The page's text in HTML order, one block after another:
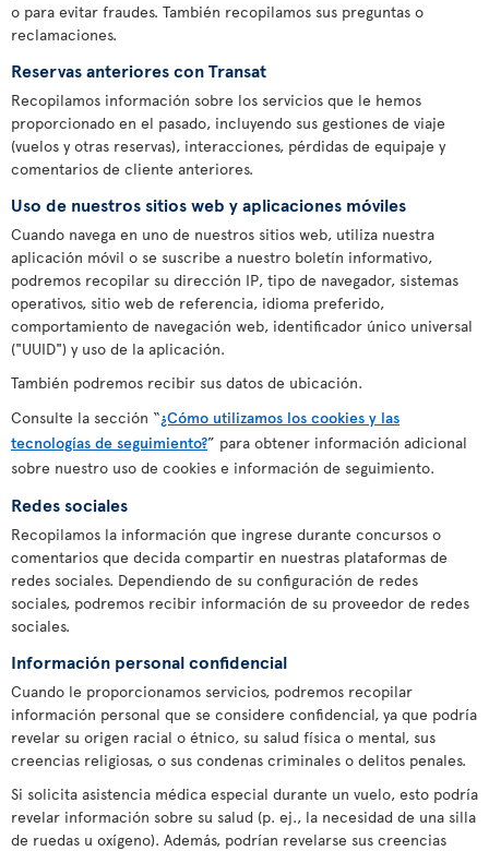
o para evitar fraudes. También recopilamos sus preguntas o
reclamaciones.
Reservas anteriores con Transat
Recopilamos información sobre los servicios que le hemos
proporcionado en el pasado, incluyendo sus gestiones de viaje
(vuelos y otras reservas), interacciones, pérdidas de equipaje y
comentarios de cliente anteriores.
Uso de nuestros sitios web y aplicaciones móviles
Cuando navega en uno de nuestros sitios web, utiliza nuestra
aplicación móvil o se suscribe a nuestro boletín informativo,
podremos recopilar su dirección IP, tipo de navegador, sistemas
operativos, sitio web de referencia, idioma preferido,
comportamiento de navegación web, identificador único universal
("UUID") y uso de la aplicación.
También podremos recibir sus datos de ubicación.
Consulte la sección “¿Cómo utilizamos los cookies y las
tecnologías de seguimiento?” para obtener información adicional
sobre nuestro uso de cookies e información de seguimiento.
Redes sociales
Recopilamos la información que ingrese durante concursos o
comentarios que decida compartir en nuestras plataformas de
redes sociales. Dependiendo de su configuración de redes
sociales, podremos recibir información de su proveedor de redes
sociales.
Información personal confidencial
Cuando le proporcionamos servicios, podremos recopilar
información personal que se considere confidencial, ya que podría
revelar su origen racial o étnico, su salud física o mental, sus
creencias religiosas, o sus condenas criminales o delitos penales.
Si solicita asistencia médica especial durante un vuelo, esto podría
revelar información sobre su salud (p. ej., la necesidad de una silla
de ruedas u oxígeno). Además, podrían revelarse sus creencias